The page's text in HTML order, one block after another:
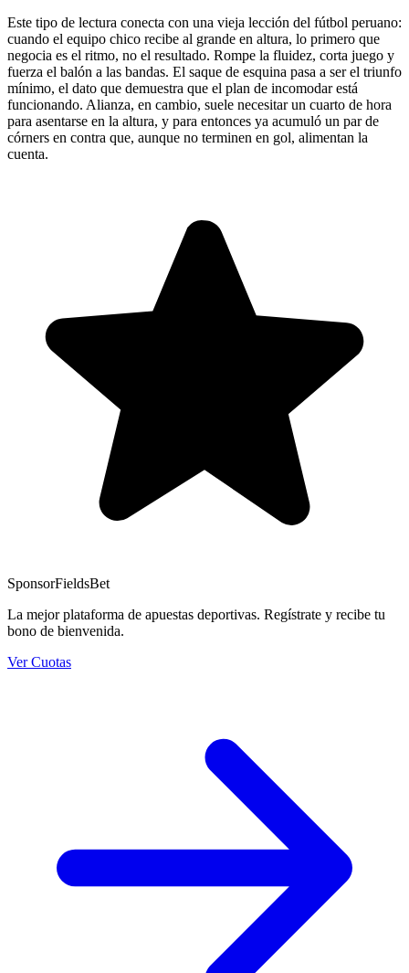
Este tipo de lectura conecta con una vieja lección del fútbol peruano:
cuando el equipo chico recibe al grande en altura, lo primero que
negocia es el ritmo, no el resultado. Rompe la fluidez, corta juego y
fuerza el balón a las bandas. El saque de esquina pasa a ser el triunfo
mínimo, el dato que demuestra que el plan de incomodar está
funcionando. Alianza, en cambio, suele necesitar un cuarto de hora
para asentarse en la altura, y para entonces ya acumuló un par de
córners en contra que, aunque no terminen en gol, alimentan la
cuenta.
SponsorFieldsBet
La mejor plataforma de apuestas deportivas. Regístrate y recibe tu
bono de bienvenida.
Ver Cuotas